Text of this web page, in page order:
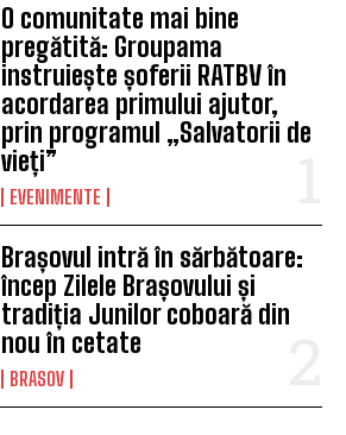
O comunitate mai bine
pregătită: Groupama
instruiește șoferii RATBV în
acordarea primului ajutor,
prin programul „Salvatorii de
vieți”
EVENIMENTE
Brașovul intră în sărbătoare:
încep Zilele Brașovului și
tradiția Junilor coboară din
nou în cetate
BRASOV